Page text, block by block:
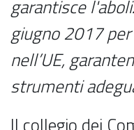
garantisce
giugno 2017
nell’UE,
strumenti